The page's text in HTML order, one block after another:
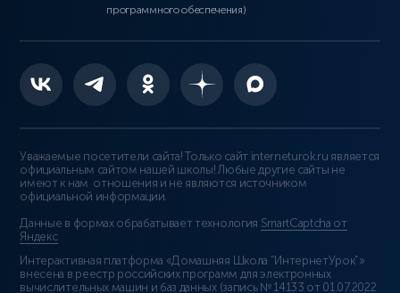
программного обеспечения)
Уважаемые посетители сайта! Только сайт interneturok.ru является
официальным сайтом нашей школы! Любые другие сайты не
имеют к нам отношения и не являются источником
официальной информации.
Данные в формах обрабатывает технология SmartCaptcha от
Яндекс
Интерактивная платформа «Домашняя Школа “ИнтернетУрок”»
внесена в реестр российских программ для электронных
вычислительных машин и баз данных (запись № 14133 от 01.07.2022